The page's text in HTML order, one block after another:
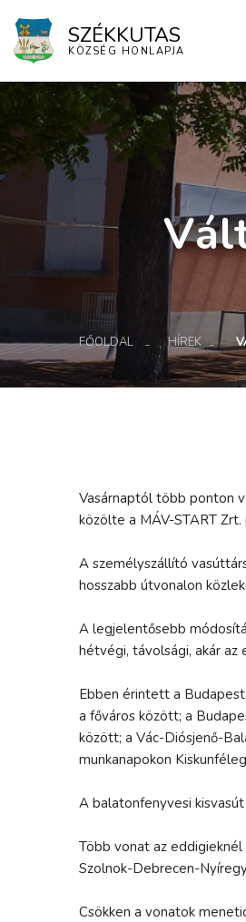
SZÉKKUTAS
KÖZSÉG HONLAPJA
FŐOLDAL HÍREK
Vasárnaptól több ponton
közölte a MÁV-START
A személyszállító
hosszabb útvonalon
A legjelentősebb
hétvégi, távolsági, akár
Ebben érintett a
a főváros között; a
között; a Vác-Diósjenő-
munkanapokon
A balatonfenyvesi
Több vonat az
Szolnok-Debrecen-
Csökken a vonatok